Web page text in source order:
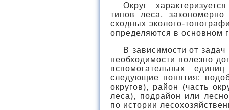
Округ
типов леса,
сходных эколого-
определяются в основном
В зависимости от
необходимости полезно
вспомогательных
следующие понятия:
округов), район (часть
леса), подрайон или
по истории